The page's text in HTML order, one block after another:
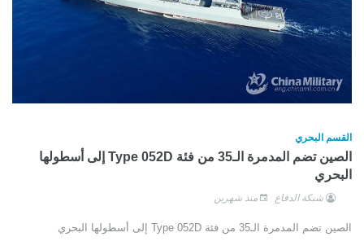
القسم البحري
الصين تضم المدمرة الـ35 من فئة Type 052D إلى أسطولها
البحري
شبكة الدفاع منذ شهرين
الصين تضم المدمرة الـ35 من فئة Type 052D إلى أسطولها البحري